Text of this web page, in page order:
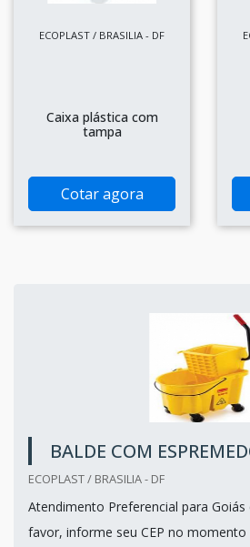
ECOPLAST / BRASILIA - DF
Caixa plástica com
tampa
Cotar agora
BALDE COM
ECOPLAST / BRASILIA - DF
Atendimento Preferencial para
favor, informe seu CEP no